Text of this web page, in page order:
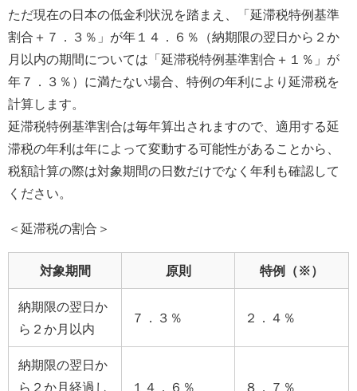
ただ現在の日本の低金利状況を踏まえ、「延滞税特例基準
割合＋７．３％」が年１４．６％（納期限の翌日から２か
月以内の期間については「延滞税特例基準割合＋１％」が
年７．３％）に満たない場合、特例の年利により延滞税を
計算します。
延滞税特例基準割合は毎年算出されますので、適用する延
滞税の年利は年によって変動する可能性があることから、
税額計算の際は対象期間の日数だけでなく年利も確認して
ください。
＜延滞税の割合＞
対象期間 原則 特例（※）
納期限の翌日か
ら２か月以内
７．３％ ２．４％
納期限の翌日か
ら２か月経過し
１４．６％ ８．７％